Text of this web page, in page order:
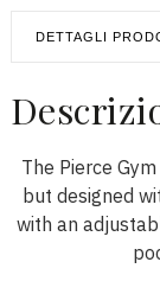
DETTAGLI
The Pierce
but designed
with an